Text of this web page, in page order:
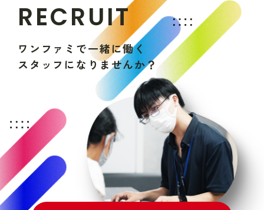
RECRUIT
ワ ン フ ァ ミ で一緒に働く
ス タ ッ フ にな りま せんか？